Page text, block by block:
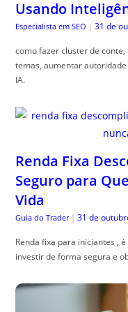
Usando
Especialista em SEO | 31 de
como fazer cluster de
temas, aumentar
IA.
Renda Fixa
Seguro para
Vida
Guia do Trader | 31 de
Renda fixa para iniciantes ,
investir de forma segura e